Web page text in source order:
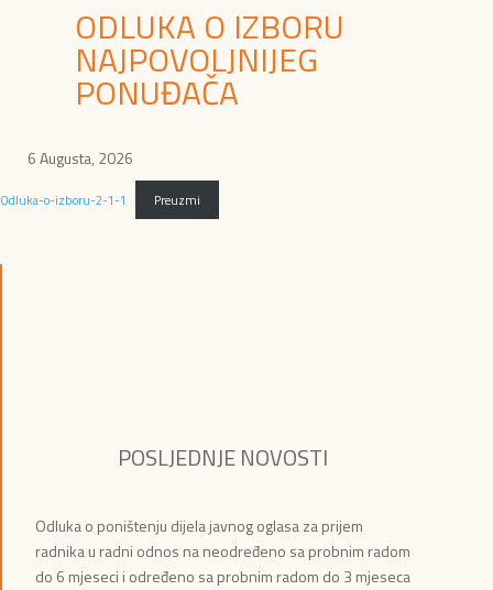
ODLUKA O IZBORU
NAJPOVOLJNIJEG
PONUĐAČA
6 Augusta, 2026
Odluka-o-izboru-2-1-1 Preuzmi
POSLJEDNJE NOVOSTI
Odluka o poništenju dijela javnog oglasa za prijem
radnika u radni odnos na neodređeno sa probnim radom
do 6 mjeseci i određeno sa probnim radom do 3 mjeseca